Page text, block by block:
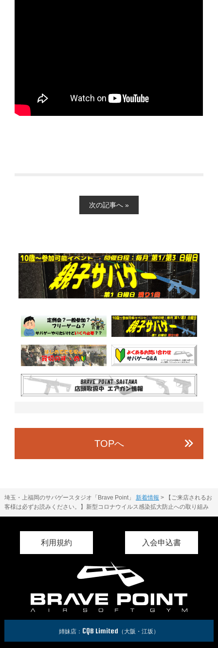
次の記事へ »
TOPへ
埼玉・上福岡のサバゲースタジオ「Brave Point」 新着情報 >
【ご来店されるお
客様は必ずお読みください。】新型コロナウイルス感染拡大防止への取り組み
利用規約 入会申込書
姉妹店： CQB Limited （大阪・江坂）